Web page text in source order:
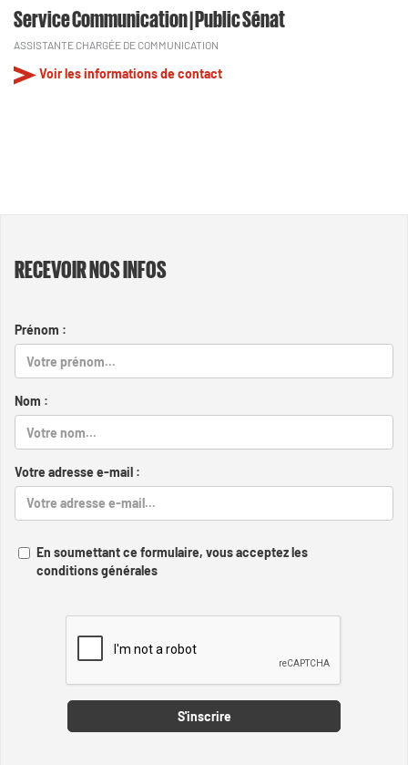
Service Communication | Public Sénat
ASSISTANTE CHARGÉE DE COMMUNICATION
Voir les informations de contact
RECEVOIR NOS INFOS
Prénom :
Nom :
Votre adresse e-mail :
En soumettant ce formulaire, vous acceptez les
conditions générales
S'inscrire